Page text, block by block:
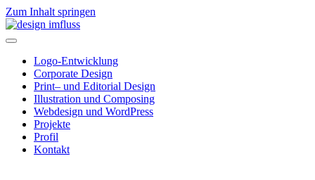
Zum Inhalt springen
Navigation
Logo-Entwicklung
Corporate Design
Print– und Editorial Design
Illustration und Composing
Webdesign und WordPress
Projekte
Profil
Kontakt